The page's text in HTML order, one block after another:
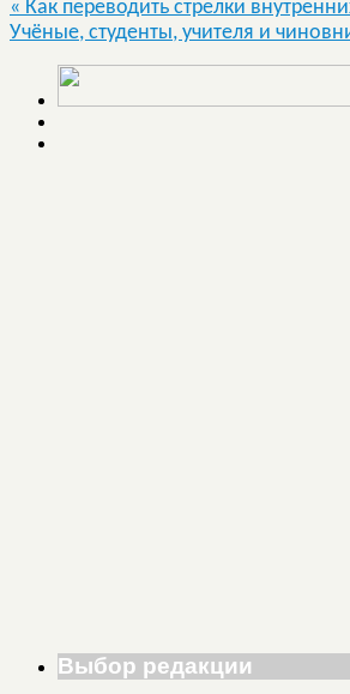
« Как переводить стрелки
Учёные, студенты, учителя и
Выбор редакции